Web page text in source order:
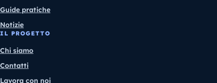
Guide pratiche
Notizie
IL PROGETTO
Chi siamo
Contatti
Lavora con noi